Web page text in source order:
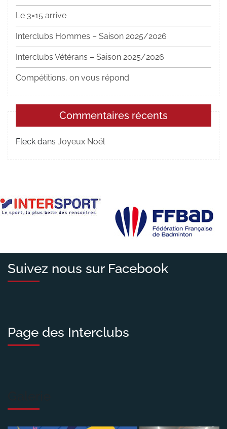
Le 3×15 arrive
Interclubs Hommes – Saison 2025/2026
Interclubs Vétérans – Saison 2025/2026
Compétitions, on vous répond
Commentaires récents
Fleck dans Joyeux Noël
Suivez nous sur Facebook
Page des Interclubs